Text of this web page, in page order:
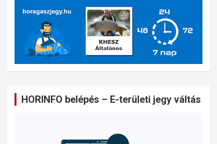
HORINFO belépés – E-területi jegy váltás